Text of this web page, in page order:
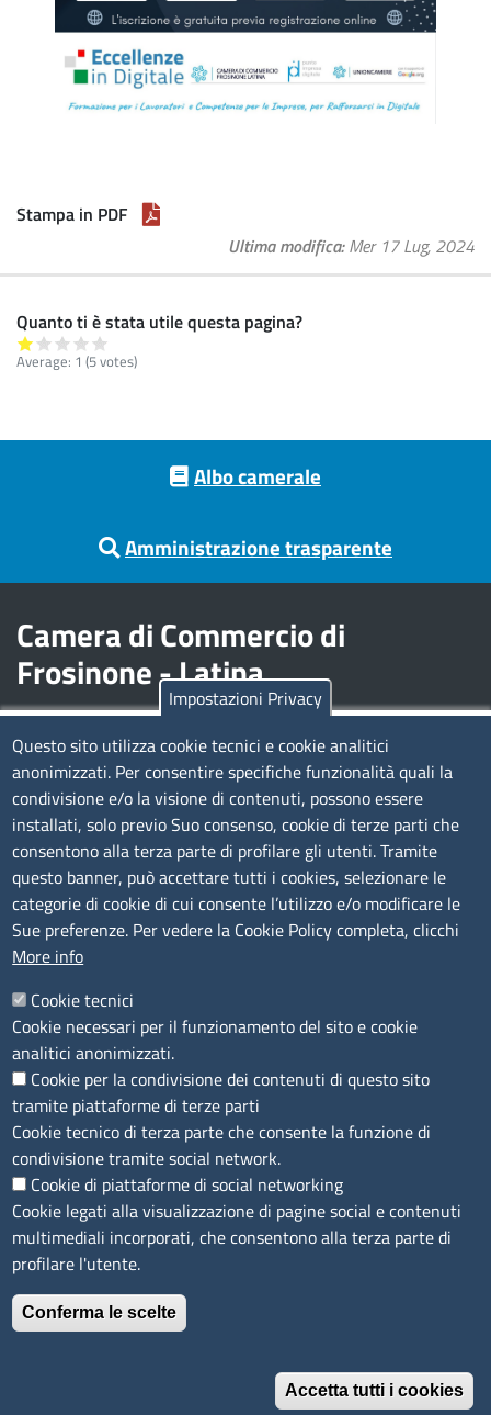
Stampa in PDF
Ultima modifica Mer 17 Lug, 2024
Quanto ti è stata utile questa pagina?
Average: 1 (5votes)
Albo camerale
Amministrazione trasparente
Camera di Commercio di
Frosinone - Latina
Contatti
Sede Legale di Latina: Viale Umberto I, 80 - 04100 (LT)
tel. 0773/6721
Sede di Frosinone: Via Alcide De Gasperi, 1 - 03100 (FR)
tel. 0775/2751
Peccciaa@pec.frlt.camcom.it
Ufficio relazioni con il pubblico
Codice Fiscale e Partita Iva: 02957560598
Codice univoco ufficio fatt.elettronica: 1TOEDU
Seguici su
Sito web
Accesso riservato
Mappa del sito
Feedback accessibilità
Note legali
Impostazioni Privacy
Questo sito utilizza cookie tecnici e cookie analitici
anonimizzati. Per consentire specifiche funzionalità quali la
condivisione e/o la visione di contenuti, possono essere
installati, solo previo Suo consenso, cookie di terze parti che
consentono alla terza parte di profilare gli utenti. Tramite
questo banner, può accettare tutti i cookies, selezionare le
categorie di cookie di cui consente l’utilizzo e/o modificare le
Sue preferenze. Per vedere la Cookie Policy completa, clicchi
More info
Cookie tecnici
Cookie necessari per il funzionamento del sito e cookie
analitici anonimizzati.
Cookie per la condivisione dei contenuti di questo sito
tramite piattaforme di terze parti
Cookie tecnico di terza parte che consente la funzione di
condivisione tramite social network.
Cookie di piattaforme di social networking
Cookie legati alla visualizzazione di pagine social e contenuti
multimediali incorporati, che consentono alla terza parte di
profilare l'utente.
Conferma le scelte
Accetta tutti i cookies